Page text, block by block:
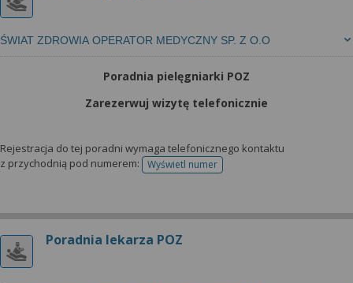
ŚWIAT ZDROWIA OPERATOR MEDYCZNY SP. Z O.O
Poradnia pielęgniarki POZ
Zarezerwuj wizytę telefonicznie
Rejestracja do tej poradni wymaga telefonicznego kontaktu
z przychodnią pod numerem:
Wyświetl numertelefonu do rejestracji
Poradnia lekarza POZ